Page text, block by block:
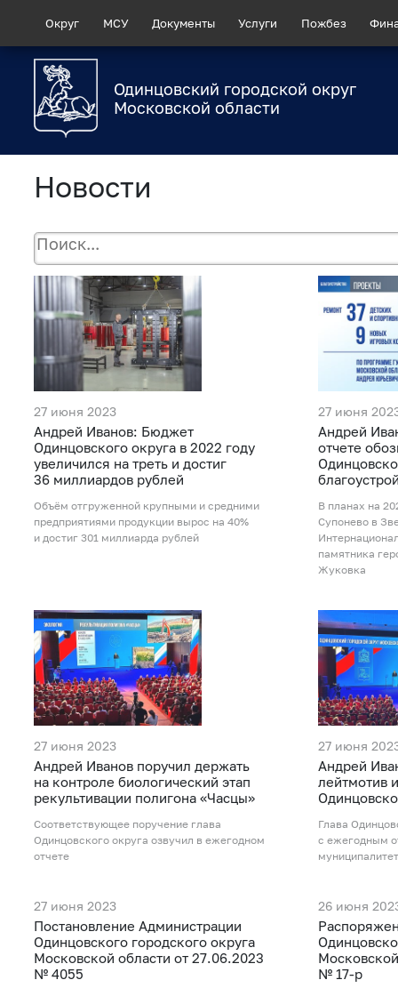
Округ МСУ Документы Услуги Пожбез
Одинцовский городской округ
Московской области
Новости
27 июня 2023
Андрей Иванов: Бюджет
Одинцовского округа в 2022 году
увеличился на треть и достиг
36 миллиардов рублей
Объём отгруженной крупными и средними
предприятиями продукции вырос на 40%
и достиг 301 миллиарда рублей
27 июня
Андрей
отчете
В планах на
Супонево в
памятника
Жуковка
27 июня 2023
Андрей Иванов поручил держать
на контроле биологический этап
рекультивации полигона «Часцы»
Соответствующее поручение глава
Одинцовского округа озвучил в ежегодном
отчете
27 июня
Андрей
лейтмотив
Глава
с ежегодным
27 июня 2023
Постановление Администрации
Одинцовского городского округа
Московской области от 27.06.2023
№ 4055
26 июня
№ 17-р